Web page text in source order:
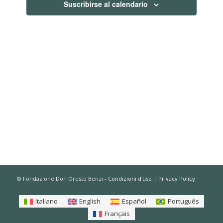
de
Suscribirse al calendario
© Fondazione Don Oreste Benzi - Condizioni d'uso | Privacy Policy
Italiano English Español
Português
Français